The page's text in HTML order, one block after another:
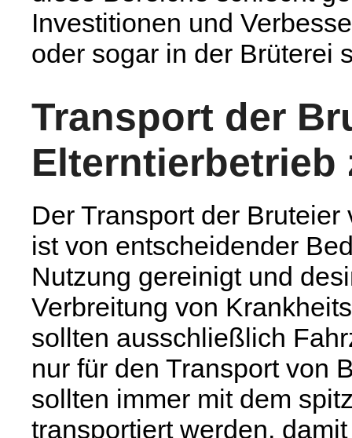
Investitionen und
oder sogar in der Brüterei
Transport der
Elterntierbetrieb
Der Transport der
ist von entscheidender
Nutzung gereinigt und
Verbreitung von
sollten ausschließlich
nur für den Transport von
sollten immer mit dem
transportiert werden,